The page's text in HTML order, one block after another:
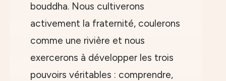
bouddha. Nous cultiverons
activement la fraternité, coulerons
comme une rivière et nous
exercerons à développer les trois
pouvoirs véritables : comprendre,